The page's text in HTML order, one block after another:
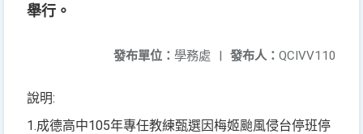
舉行。
發布人： QCIVV110
發布單位： 學務處 |
說明:
1.成德高中105年專任教練甄選因梅姬颱風侵台停班停